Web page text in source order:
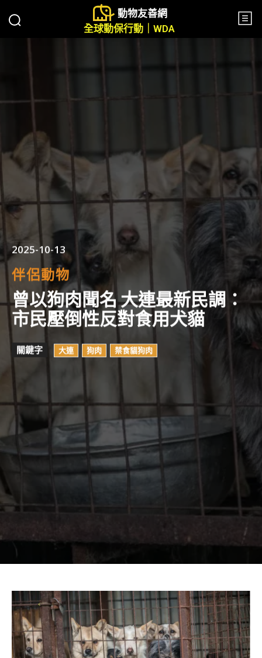
動物友善網
全球動保行動｜WDA
2025-10-13
伴侶動物
曾以狗肉聞名 大連最新民調：
市民壓倒性反對食用犬貓
關鍵字 大連 狗肉 禁食貓狗肉